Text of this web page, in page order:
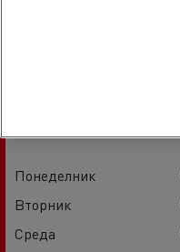
Понеделник
Вторник
Среда